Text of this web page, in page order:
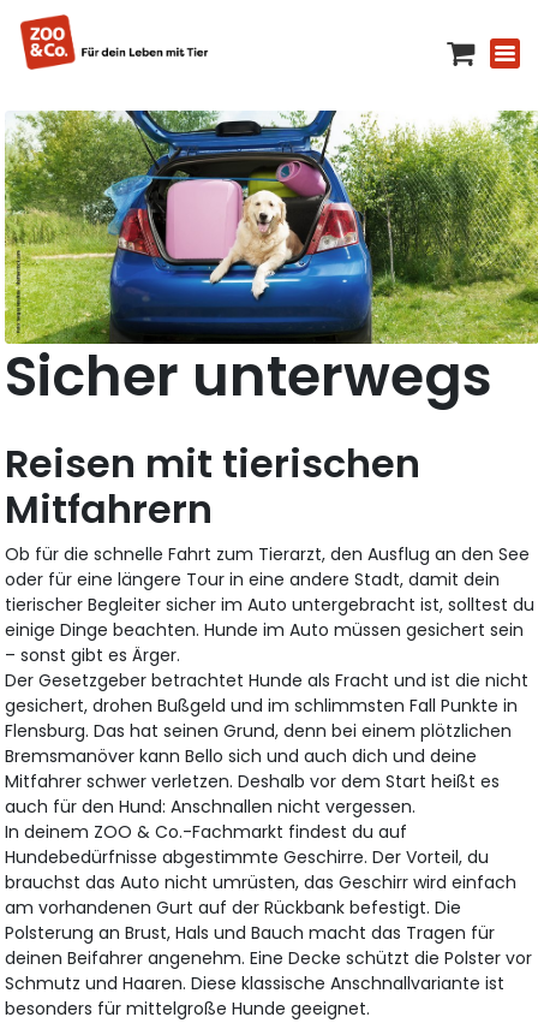
Sicher unterwegs
Reisen mit tierischen
Mitfahrern
Ob für die schnelle Fahrt zum Tierarzt, den Ausflug an den See
oder für eine längere Tour in eine andere Stadt, damit dein
tierischer Begleiter sicher im Auto untergebracht ist, solltest du
einige Dinge beachten. Hunde im Auto müssen gesichert sein
– sonst gibt es Ärger.
Der Gesetzgeber betrachtet Hunde als Fracht und ist die nicht
gesichert, drohen Bußgeld und im schlimmsten Fall Punkte in
Flensburg. Das hat seinen Grund, denn bei einem plötzlichen
Bremsmanöver kann Bello sich und auch dich und deine
Mitfahrer schwer verletzen. Deshalb vor dem Start heißt es
auch für den Hund: Anschnallen nicht vergessen.
In deinem ZOO & Co.-Fachmarkt findest du auf
Hundebedürfnisse abgestimmte Geschirre. Der Vorteil, du
brauchst das Auto nicht umrüsten, das Geschirr wird einfach
am vorhandenen Gurt auf der Rückbank befestigt. Die
Polsterung an Brust, Hals und Bauch macht das Tragen für
deinen Beifahrer angenehm. Eine Decke schützt die Polster vor
Schmutz und Haaren. Diese klassische Anschnallvariante ist
besonders für mittelgroße Hunde geeignet.